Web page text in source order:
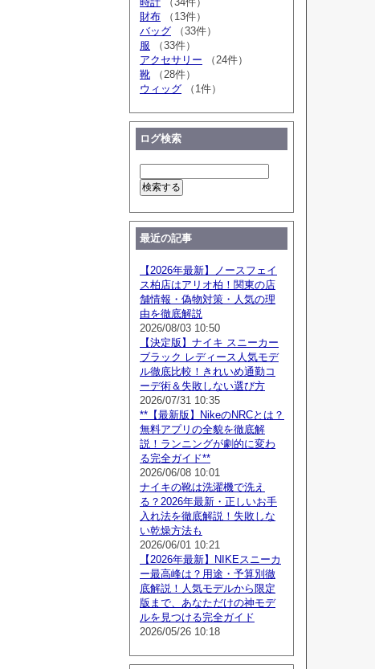
財布 （13件）
バッグ （33件）
服 （33件）
アクセサリー （24件）
靴 （28件）
ウィッグ （1件）
ログ検索
最近の記事
【2026年最新】ノースフェイ
ス柏店はアリオ柏！関東の店
舗情報・偽物対策・人気の理
由を徹底解説
2026/08/03 10:50
【決定版】ナイキ スニーカー
ブラック レディース人気モデ
ル徹底比較！きれいめ通勤コ
ーデ術＆失敗しない選び方
2026/07/31 10:35
**【最新版】NikeのNRCとは？
無料アプリの全貌を徹底解
説！ランニングが劇的に変わ
る完全ガイド**
2026/06/08 10:01
ナイキの靴は洗濯機で洗え
る？2026年最新・正しいお手
入れ法を徹底解説！失敗しな
い乾燥方法も
2026/06/01 10:21
【2026年最新】NIKEスニーカ
ー最高峰は？用途・予算別徹
底解説！人気モデルから限定
版まで、あなただけの神モデ
ルを見つける完全ガイド
2026/05/26 10:18